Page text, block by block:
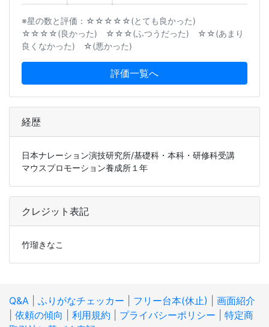
※星の数と評価：☆☆☆☆☆(とても良かった)
☆☆☆☆(良かった) ☆☆☆(ふつうだった) ☆☆(あまり
良くなかった) ☆(悪かった)
評価一覧へ
経歴
日本ナレーション演技研究所/基礎科・本科・研修科受講
マウスプロモーション養成所１年
クレジット表記
竹瑠きなこ
Q&A ふりがなチェッカー フリー台本(休止)
画面紹介
依頼の傾向 利用規約 プライバシーポリシー
特定商